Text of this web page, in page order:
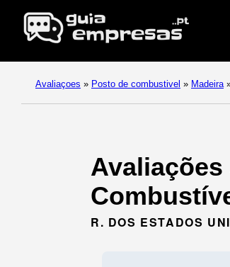
Avaliaçoes » Posto de combustivel » Madeira
R. DOS ESTADOS